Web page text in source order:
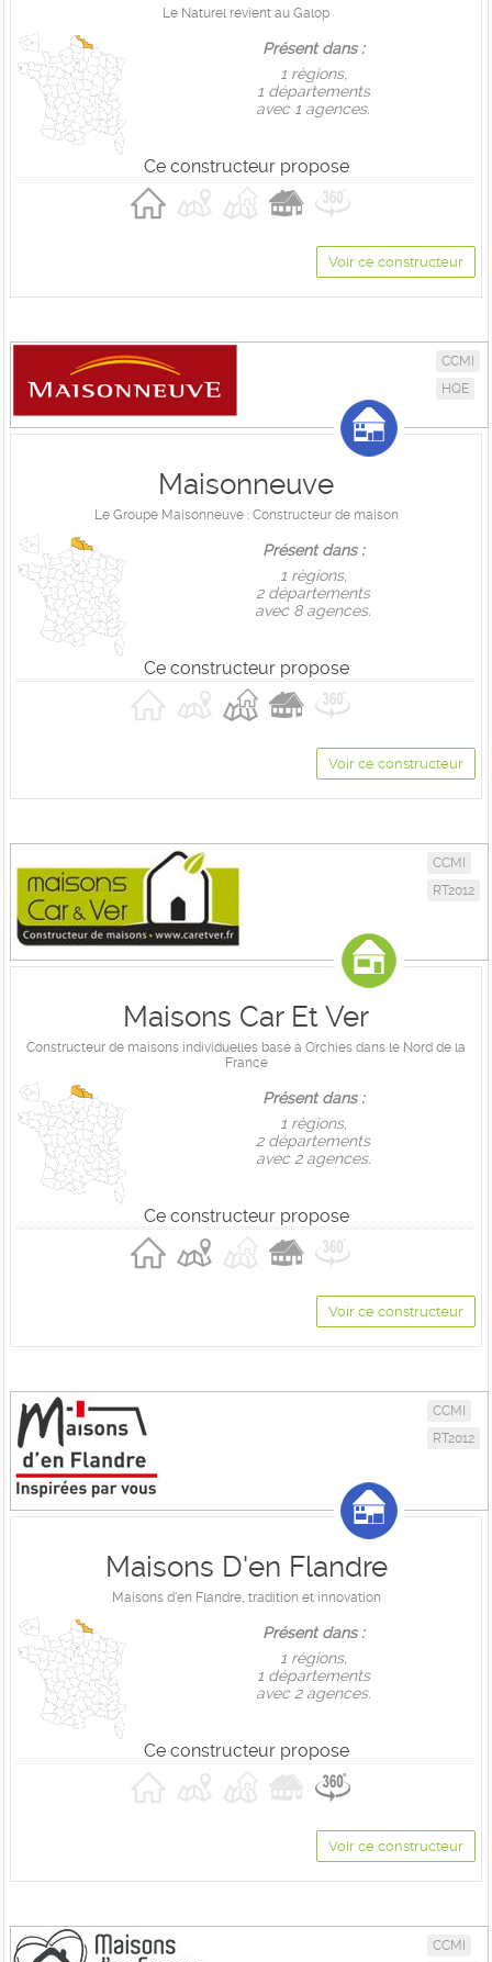
Le Naturel revient au Galop
Présent dans :
1 règions,
1 départements
avec 1 agences.
Ce constructeur propose
Voir ce constructeur
CCMI
HQE
Maisonneuve
Le Groupe Maisonneuve : Constructeur de maison
Présent dans :
1 règions,
2 départements
avec 8 agences.
Ce constructeur propose
Voir ce constructeur
CCMI
RT2012
Maisons Car Et Ver
Constructeur de maisons individuelles basé à Orchies dans le Nord de la
France
Présent dans :
1 règions,
2 départements
avec 2 agences.
Ce constructeur propose
Voir ce constructeur
CCMI
RT2012
Maisons D'en Flandre
Maisons d'en Flandre, tradition et innovation
Présent dans :
1 règions,
1 départements
avec 2 agences.
Ce constructeur propose
Voir ce constructeur
CCMI